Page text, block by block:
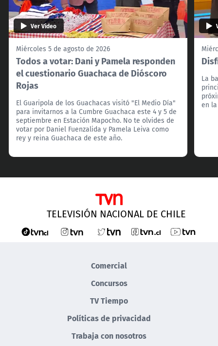
Ver Video
Miércoles 5 de agosto de 2026
Todos a votar: Dani y Pamela responden
el cuestionario Guachaca de Dióscoro
Rojas
El Guaripola de los Guachacas visitó "El Medio Día"
para invitarnos a la Cumbre Guachaca este 4 y 5 de
septiembre en Estación Mapocho. No te olvides de
votar por Daniel Fuenzalida y Pamela Leiva como
rey y reina Guachaca de este año.
La
en
TELEVISIÓN NACIONAL DE CHILE
Comercial
Concursos
TV Tiempo
Políticas de privacidad
Trabaja con nosotros